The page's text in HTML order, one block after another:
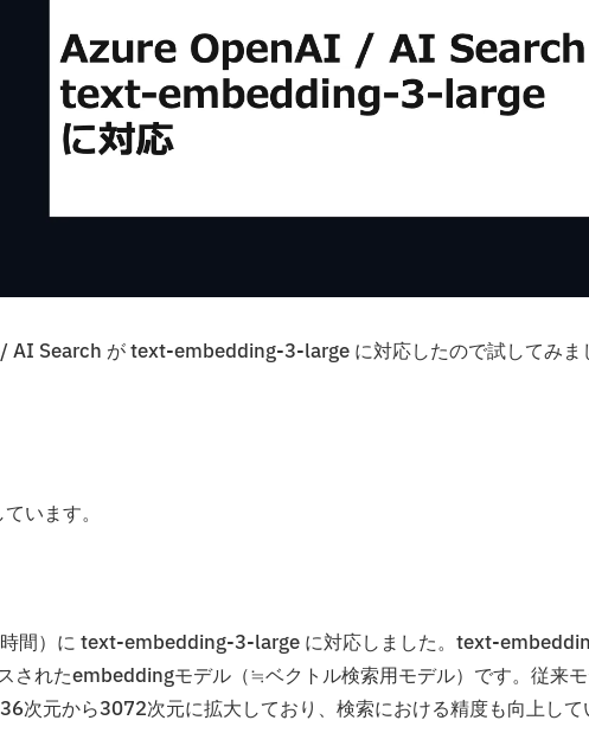
AI Search が text-embedding-3-large に対応したので試してみま
います。
間）に text-embedding-3-large に対応しました。text-
れたembeddingモデル（≒ベクトル検索用モデル）です。従来
元から3072次元に拡大しており、検索における精度も向上して